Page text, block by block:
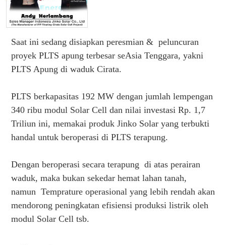
Saat ini sedang disiapkan peresmian & peluncuran
proyek PLTS apung terbesar seAsia Tenggara, yakni
PLTS Apung di waduk Cirata.
PLTS berkapasitas 192 MW dengan jumlah lempengan
340 ribu modul Solar Cell dan nilai investasi Rp. 1,7
Triliun ini, memakai produk Jinko Solar yang terbukti
handal untuk beroperasi di PLTS terapung.
Dengan beroperasi secara terapung di atas perairan
waduk, maka bukan sekedar hemat lahan tanah,
namun Temprature operasional yang lebih rendah akan
mendorong peningkatan efisiensi produksi listrik oleh
modul Solar Cell tsb.